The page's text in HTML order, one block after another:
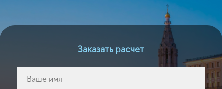
Заказать расчет